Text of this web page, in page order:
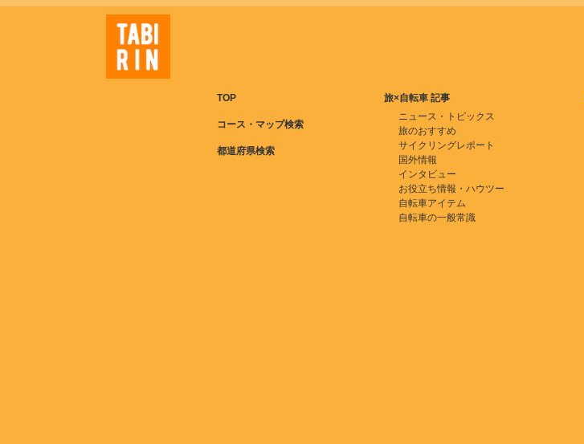
TOP
コース・マップ検索
都道府県検索
旅×自転車 記事
ニュース・トピックス
旅のおすすめ
サイクリングレポート
国外情報
インタビュー
お役立ち情報・ハウツー
自転車アイテム
自転車の一般常識